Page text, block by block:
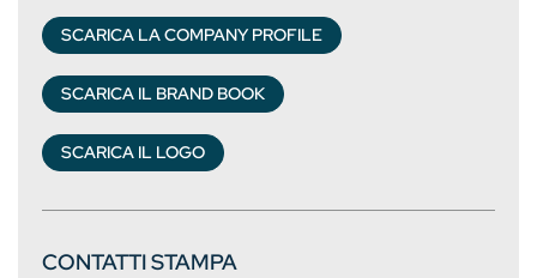
SCARICA LA COMPANY PROFILE
SCARICA IL BRAND BOOK
SCARICA IL LOGO
CONTATTI STAMPA